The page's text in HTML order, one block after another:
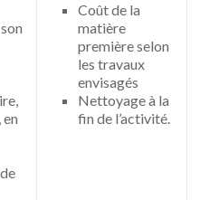
Coût de la
matière
première selon
les travaux
envisagés
Nettoyage à la
fin de l’activité.